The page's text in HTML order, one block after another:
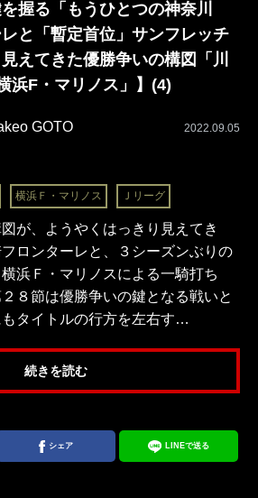
握る「もうひとつの神奈川
と「暫定首位」サンフレッチ
えてきた優勝争いの構図「川
浜F・マリノス」】(4)
GOTO 2022.09.05
横浜Ｆ・マリノス Ｊリーグ
が、ようやくはっきり見えてき
ロンターレと、３シーズンぶりの
浜Ｆ・マリノスによる一騎打ち
８節は優勝争いの鍵となる戦いと
タイトルの行方を左右す…
続きを読む
シェア LINEで送る